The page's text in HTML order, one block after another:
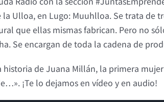
Ulloa, en Lugo: Muuhlloa. Se trata de
que ellas mismas fabrican. Pero no
Se encargan de toda la cadena de
de Juana Millán, la primera
¡Te lo dejamos en vídeo y en audio!